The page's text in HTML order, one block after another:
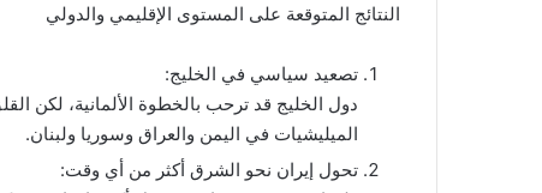
النتائج المتوقعة على المستوى الإقليمي والدولي
تصعيد سياسي في الخليج:
دول الخليج قد ترحب بالخطوة الألمانية، لكن
الميليشيات في اليمن والعراق وسوريا ولبنان.
تحول إيران نحو الشرق أكثر من أي وقت: